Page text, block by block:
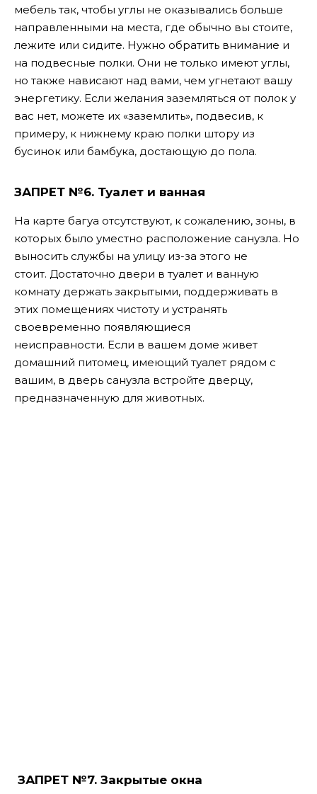
мебель так, чтобы углы не оказывались больше
направленными на места, где обычно вы стоите,
лежите или сидите. Нужно обратить внимание и
на подвесные полки. Они не только имеют углы,
но также нависают над вами, чем угнетают вашу
энергетику. Если желания заземляться от полок у
вас нет, можете их «заземлить», подвесив, к
примеру, к нижнему краю полки штору из
бусинок или бамбука, достающую до пола.
ЗАПРЕТ №6. Туалет и ванная
На карте багуа отсутствуют, к сожалению, зоны, в
которых было уместно расположение санузла. Но
выносить службы на улицу из-за этого не
стоит. Достаточно двери в туалет и ванную
комнату держать закрытыми, поддерживать в
этих помещениях чистоту и устранять
своевременно появляющиеся
неисправности. Если в вашем доме живет
домашний питомец, имеющий туалет рядом с
вашим, в дверь санузла встройте дверцу,
предназначенную для животных.
ЗАПРЕТ №7. Закрытые окна